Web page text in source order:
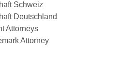
Schweiz
Deutschland
Attorneys
Attorney